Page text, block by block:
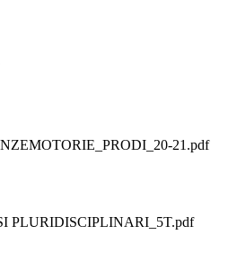
21.pdf
PLURIDISCIPLINARI_5T.pdf